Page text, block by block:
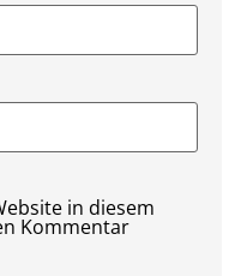
in diesem
Kommentar